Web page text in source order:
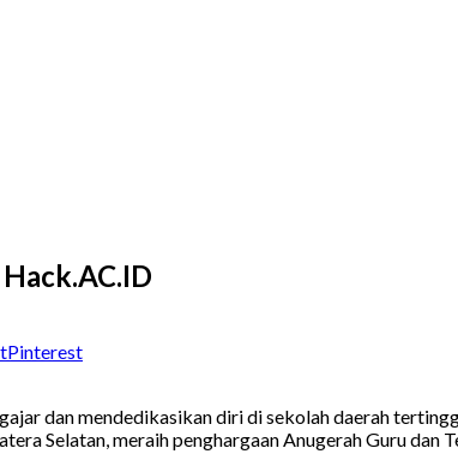
Pinterest
dan mendedikasikan diri di sekolah daerah
Selatan, meraih penghargaan Anugerah Guru